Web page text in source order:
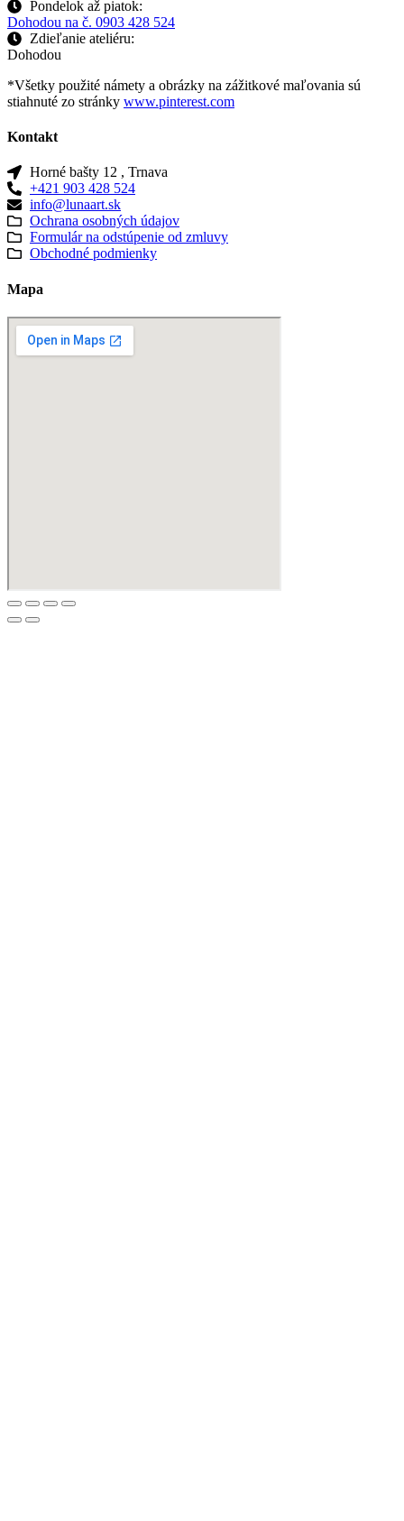
Pondelok až piatok:
Dohodou na č. 0903 428 524
Zdieľanie ateliéru:
Dohodou
*Všetky použité námety a obrázky na zážitkové maľovania sú
stiahnuté zo stránky www.pinterest.com
Kontakt
Horné bašty 12 , Trnava
+421 903 428 524
info@lunaart.sk
Ochrana osobných údajov
Formulár na odstúpenie od zmluvy
Obchodné podmienky
Mapa